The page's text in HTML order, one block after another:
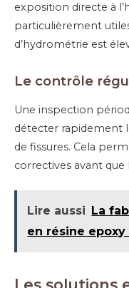
exposition directe à
particulièrement
d’hydrométrie est
Le contrôle
Une inspection
détecter rapidement
de fissures. Cela
correctives avant que
Lire aussi
La
en résine epoxy